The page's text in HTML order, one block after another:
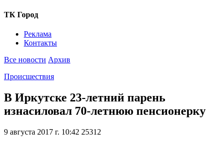
ТК Город
Реклама
Контакты
Все новости Архив
Происшествия
В Иркутске 23-летний парень
изнасиловал 70-летнюю пенсионерку
9 августа 2017 г. 10:42 25312